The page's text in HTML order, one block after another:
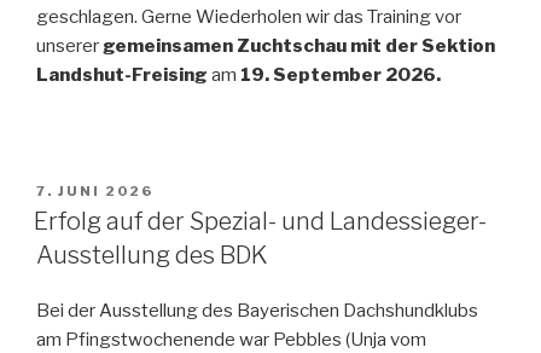
geschlagen. Gerne Wiederholen wir das Training vor
unserergemeinsamen Zuchtschau mit der Sektion
Landshut-Freising am 19. September 2026.
VERÖFFENTLICHT
AM
7. JUNI 2026
Erfolg auf der Spezial- und Landessieger-
Ausstellung des BDK
Bei der Ausstellung des Bayerischen Dachshundklubs
am Pfingstwochenende war Pebbles (Unja vom